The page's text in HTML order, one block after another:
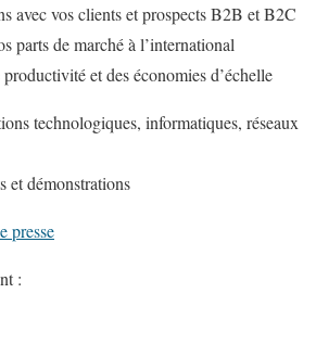
avec vos clients et prospects B2B et B2C
parts de marché à l’international
et des économies d’échelle
technologiques, informatiques, réseaux
et démonstrations
presse
: